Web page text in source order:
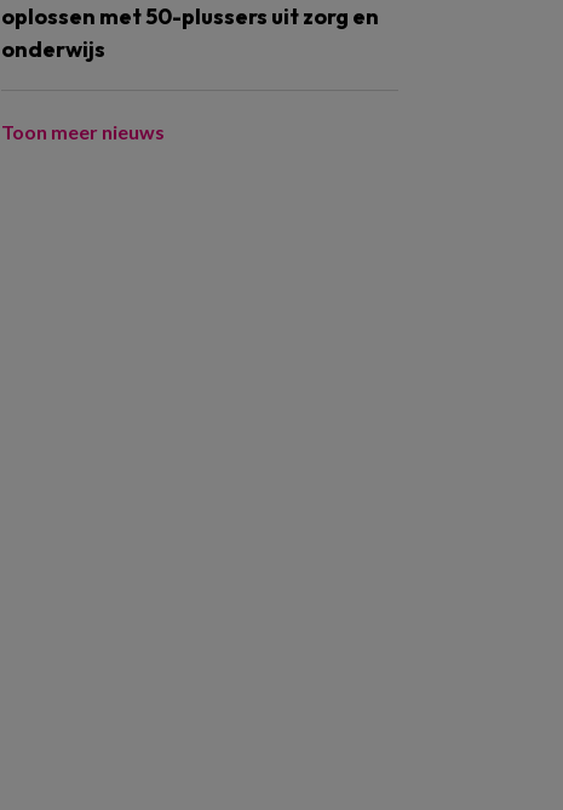
oplossen met 50-plussers uit zorg en
onderwijs
Toon meer nieuws